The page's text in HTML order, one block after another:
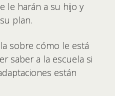
le harán a su hijo y
plan.
sobre cómo le está
saber a la escuela si
están